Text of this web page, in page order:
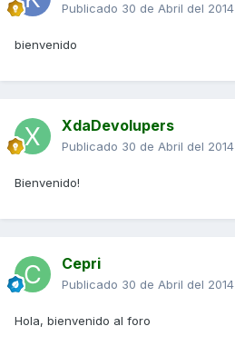
Publicado 30 de Abril del 2014
bienvenido
XdaDevolupers
Publicado 30 de Abril del 2014
Bienvenido!
Cepri
Publicado 30 de Abril del 2014
Hola, bienvenido al foro